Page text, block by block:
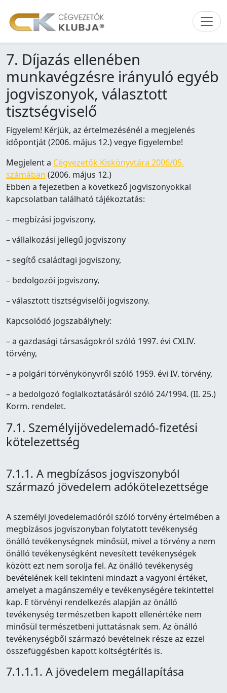
7. Díjazás ellenében
munkavégzésre irányuló egyéb
jogviszonyok, választott
tisztségviselő
Figyelem! Kérjük, az értelmezésénél a megjelenés
időpontját (2006. május 12.) vegye figyelembe!
Megjelent a Cégvezetők Kiskönyvtára 2006/05.
számában (2006. május 12.)
Ebben a fejezetben a következő jogviszonyokkal
kapcsolatban található tájékoztatás:
– megbízási jogviszony,
– vállalkozási jellegű jogviszony
– segítő családtagi jogviszony,
– bedolgozói jogviszony,
– választott tisztségviselői jogviszony.
Kapcsolódó jogszabályhely:
– a gazdasági társaságokról szóló 1997. évi CXLIV.
törvény,
– a polgári törvénykönyvről szóló 1959. évi IV. törvény,
– a bedolgozó foglalkoztatásáról szóló 24/1994. (II. 25.)
Korm. rendelet.
7.1. Személyijövedelemadó-fizetési
kötelezettség
7.1.1. A megbízásos jogviszonyból
származó jövedelem adókötelezettsége
A személyi jövedelemadóról szóló törvény értelmében a
megbízásos jogviszonyban folytatott tevékenység
önálló tevékenységnek minősül, mivel a törvény a nem
önálló tevékenységként nevesített tevékenységek
között ezt nem sorolja fel. Az önálló tevékenység
bevételének kell tekinteni mindazt a vagyoni értéket,
amelyet a magánszemély e tevékenységére tekintettel
kap. E törvényi rendelkezés alapján az önálló
tevékenység természetben kapott ellenértéke nem
minősül természetbeni juttatásnak sem. Az önálló
tevékenységből származó bevételnek része az ezzel
összefüggésben kapott költségtérítés is.
7.1.1.1. A jövedelem megállapítása